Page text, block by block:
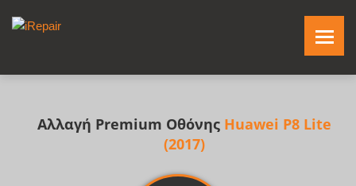
Αλλαγή Premium Οθόνης Huawei P8 Lite
(2017)